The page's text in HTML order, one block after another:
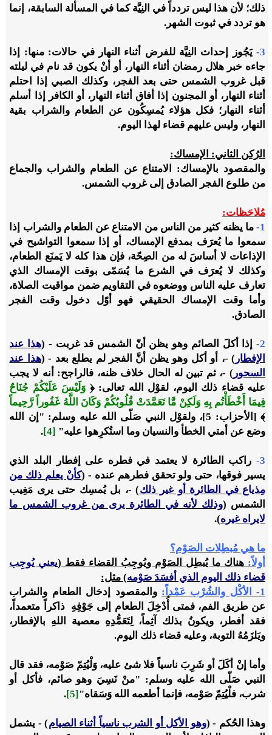
ذلك؛ لأن هذا ليس تردداً في النِيَّة كما في المسألة السابقة، إنما
هو تردد في ثبوت الشهر.
3- يَجُوز إحداث النِيَّة للفرض أثناء النهار في حالات: منها: إذا
جاءه خبر هلال رمضان أثناء النهار، أو أنْ يكون قد نام في ليلته
قبل غروب الشمس حتى بعد الفجر، وكذلك الصبي إذا احتلم
أثناء النهار، أو المجنون إذا أفاق أثناء النهار، أو الكافر إذا أسلم
أثناء النهار؛ فكل هؤلاء يُمسِكُون عن الطعام والشراب بقية
النهار، وليس عليهم قضاء لهذا اليوم.
الرُكن الثاني: الإمساك:
والمقصود بالإمساك: الامتناع عن الطعام والشراب والجماع
من طلوع الفجر الصادق إلى غروب الشمس.
مُلاحَظات:
1- ما يظنه كثير من الناس من الامتناع عن الطعام والشراب إذا
سمعوا ما يُعرَف بمدفع الإمساك، أو إذا سمعوا التواشيح في
الإذاعات لا أساسَ له من الصِحّة، فإن هذا كله لا يَمنَع الطعام،
وكذلك لا يُعرَف في الشرع ما يُسَمّى بوقت الإمساك الذي
تعارف عليه الناس ووضعوه في التقاويم ضمن مواقيت الصلاة،
وأما وقت الإمساك الحقيقي فهو أوّل دخول وقت الفجر
الصادق.
2- إذا أكلَ الصائم وهو يظن أنّ الشمس قد غربت - (هذا عند
الإفطار ) -، أو أكل وهو يظن أنَّ الفجر لم يطلع بعد - (هذا عند
السحور ) -، ثم تبين له الحال خلاف ظنه، فالراجح: أنه لا يجب
عليه قضاء ذلك اليوم، لقوْل الله تعالى: ﴿ وَلَيْسَ عَلَيْكُمْ جُنَاحٌ
فِيمَا أَخْطَأْتُم بِهِ وَلَكِنْ مَّا تَعَمَّدَتْ قُلُوبُكُمْ وَكَانَ اللَّهُ غَفُوراً رَّحِيماً
﴾ [الأحزاب: 5]، ولقوْل النبي صَلّى الله عليه وسلم: "إن الله
وضع عن أمتي الخطأ والنسيان وما استُكرِهوا عليه" [4]
.
3-
راكب الطائرة لا يعتمد في فطره على إفطار البلد الذي
يسير فوقها، حتى ولو تحقق فطرهم عنده - (كأنْ يعلم ذلك من
مِذياع في الطائرة أو غير ذلك) -، بل يُمسِك حتى يرى مَغِيب
الشمس (وذلك لأنه في الطائرة يرى من غروب الشمس ما
لايراه غيره).
ما هي مُبطِلات الصَوْم؟
أولاً: هناك ما يُبطِل الصَوْم ويُوجِبُ القضاء فقط (يعني يُوجِب
قضاء ذلك اليوم الذي أفسَدَ صَوْمه) مثل:
1- الأكْل والشُرْب عَمْداً:
والمقصود إدخال الطعام والشراب
عن طريق الفم، فمتى أُدْخِلَ الطعام إلى جَوْفِهِ ذاكراً متعمداً،
فقد أفطر، ويكونُ بذلك آثِماً، لِتَعَمُّدِهِ معصية اللهِ بالإفطار،
ويَلزَمُهُ التوبة، وعليه قضاء ذلك اليوم.
وأما إنْ أكَلَ أو شَرِبَ ناسياً فلا شئ عليه، وَلْيُتِمّ صَوْمه، فقد قال
النبي صَلّى الله عليه وسلم: "منْ نَسِيَ وهو صائم، فأكل أو
شرب، فلْيُتِمّ صَوْمه، فإنما أطعمه الله وَسَقاه"[5]
.
وهذا الحُكم - (وهو الأكل أو الشرب ناسياً أثناء الصيام) - يشمل